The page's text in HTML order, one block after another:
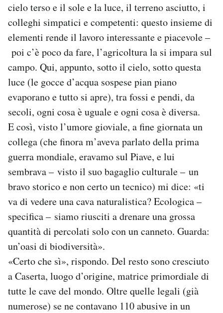
cielo terso e il sole e la luce, il terreno asciutto, i
colleghi simpatici e competenti: questo insieme di
elementi rende il lavoro interessante e piacevole –
poi c’è poco da fare, l’agricoltura la si impara sul
campo. Qui, appunto, sotto il cielo, sotto questa
luce (le gocce d’acqua sospese pian piano
evaporano e tutto si apre), tra fossi e pendi, da
secoli, ogni cosa è uguale e ogni cosa è diversa.
E così, visto l’umore gioviale, a fine giornata un
collega (che finora m’aveva parlato della prima
guerra mondiale, eravamo sul Piave, e lui
sembrava – visto il suo bagaglio culturale – un
bravo storico e non certo un tecnico) mi dice: «ti
va di vedere una cava naturalistica? Ecologica –
specifica – siamo riusciti a drenare una grossa
quantità di percolati solo con un canneto. Guarda:
un’oasi di biodiversità».
«Certo che sì», rispondo. Del resto sono cresciuto
a Caserta, luogo d’origine, matrice primordiale di
tutte le cave del mondo. Oltre quelle legali (già
numerose) se ne contavano 110 abusive in un